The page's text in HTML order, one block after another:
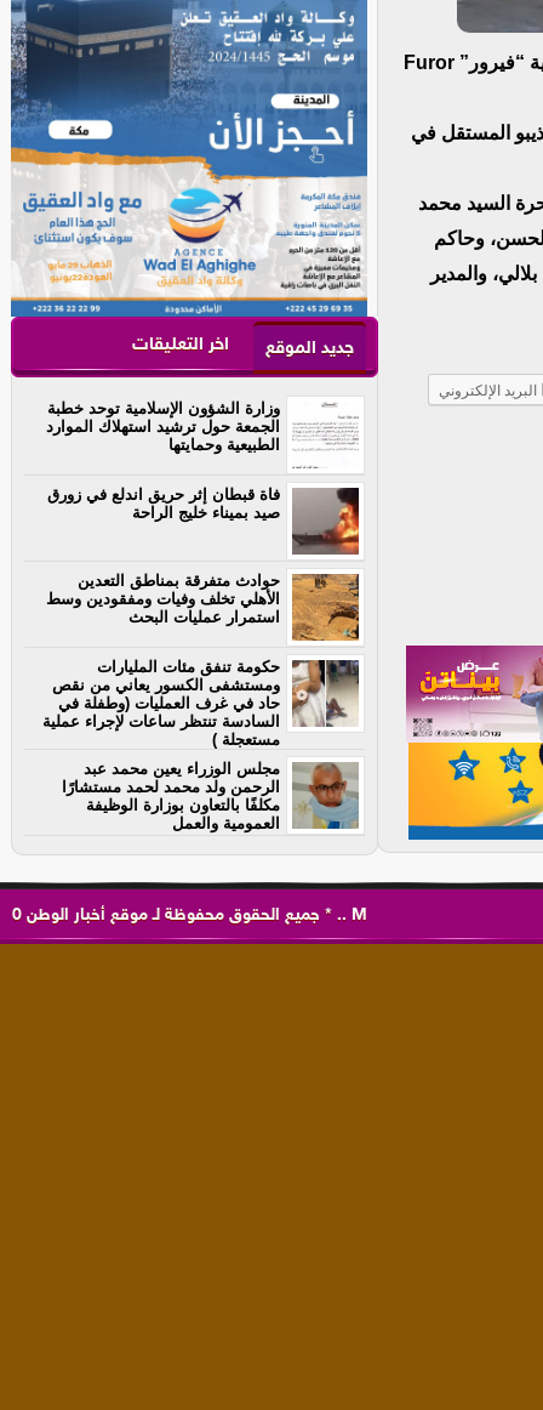
وصلت مساء اليوم الخميس إلى ميناء نواذيبو المستقل، السفينة الإسبانية الحربية “فيرور” Furor
المستقل في
السيد محمد
وحاكم
والمدير
البريد الإلكتروني
جديد الموقع اخر التعليقات
وزارة الشؤون الإسلامية توحد خطبة
الجمعة حول ترشيد استهلاك الموارد
الطبيعية وحمايتها
فاة قبطان إثر حريق اندلع في زورق
صيد بميناء خليج الراحة
حوادث متفرقة بمناطق التعدين
الأهلي تخلف وفيات ومفقودين وسط
استمرار عمليات البحث
حكومة تنفق مئات المليارات
ومستشفى الكسور يعاني من نقص
حاد في غرف العمليات (وطفلة في
السادسة تنتظر ساعات لإجراء عملية
مستعجلة )
مجلس الوزراء يعين محمد عبد
الرحمن ولد محمد لحمد مستشارًا
مكلفًا بالتعاون بوزارة الوظيفة
العمومية والعمل
M
..
* جميع الحقوق محفوظة لـموقع أخبار الوطن 0